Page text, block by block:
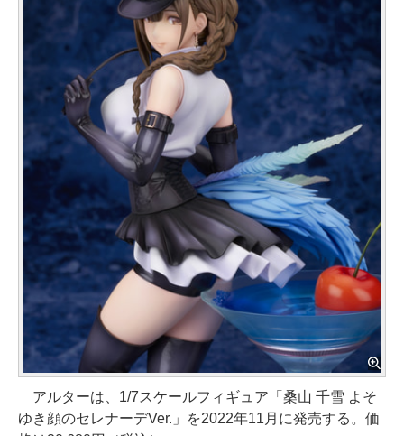
アルターは、1/7スケールフィギュア「桑山 千雪 よそ
ゆき顔のセレナーデVer.」を2022年11月に発売する。価